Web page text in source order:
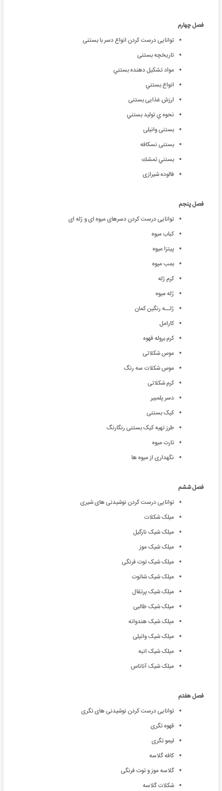
فصل چهارم
توانایی درست کردن انواع دسر با بستنی
تاریخچه بستنی
مواد تشکيل دهنده بستني
انواع بستني
ارزش غذايى بستنى
نحوه ي توليد بستني
بستنی وانیلی
بستنی نسکافه
بستني تمشك
فالوده شیرازی
فصل پنجم
توانایی درست کردن دسرهای میوه ای و ژله ای
کباب میوه
پیتزا میوه
بمب میوه
کرم ژله
ژله میوه
ژلــه رنگین کمان
کارامل
کرم بروله قهوه
موس شکلاتی
موس شکلات سه رنگ
کرم شکلاتی
دسر پلمبیر
کیک بستنی
طرز تهیه کیک بستنی رنگارنگ
تارت میوه
نگهداری از میوه ها
فصل ششم
توانایی درست کردن نوشیدنی های شیری
میلک شکلات
میلک شیک نارگیل
میلک شیک موز
میلک شیک توت فرنگی
میلک شیک شاتوت
میلک شیک پرتقال
میلک شیک طالبی
میلک شیک هندوانه
میلک شیک وانیلی
میلک شیک انبه
میلک شیک آناناس
فصل هفتم
توانایی درست کردن نوشیدنی های تگری
قهوه تگری
لیمو تگری
کافه گلاسه
گلاسه موز و توت فرنگی
شکلات گلاسه